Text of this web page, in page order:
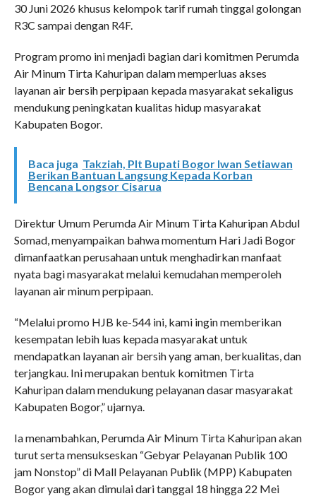
30 Juni 2026 khusus kelompok tarif rumah tinggal golongan
R3C sampai dengan R4F.
Program promo ini menjadi bagian dari komitmen Perumda
Air Minum Tirta Kahuripan dalam memperluas akses
layanan air bersih perpipaan kepada masyarakat sekaligus
mendukung peningkatan kualitas hidup masyarakat
Kabupaten Bogor.
Baca juga Takziah, Plt Bupati Bogor Iwan Setiawan
Berikan Bantuan Langsung Kepada Korban
Bencana Longsor Cisarua
Direktur Umum Perumda Air Minum Tirta Kahuripan Abdul
Somad, menyampaikan bahwa momentum Hari Jadi Bogor
dimanfaatkan perusahaan untuk menghadirkan manfaat
nyata bagi masyarakat melalui kemudahan memperoleh
layanan air minum perpipaan.
“Melalui promo HJB ke-544 ini, kami ingin memberikan
kesempatan lebih luas kepada masyarakat untuk
mendapatkan layanan air bersih yang aman, berkualitas, dan
terjangkau. Ini merupakan bentuk komitmen Tirta
Kahuripan dalam mendukung pelayanan dasar masyarakat
Kabupaten Bogor,” ujarnya.
Ia menambahkan, Perumda Air Minum Tirta Kahuripan akan
turut serta mensukseskan “Gebyar Pelayanan Publik 100
jam Nonstop” di Mall Pelayanan Publik (MPP) Kabupaten
Bogor yang akan dimulai dari tanggal 18 hingga 22 Mei